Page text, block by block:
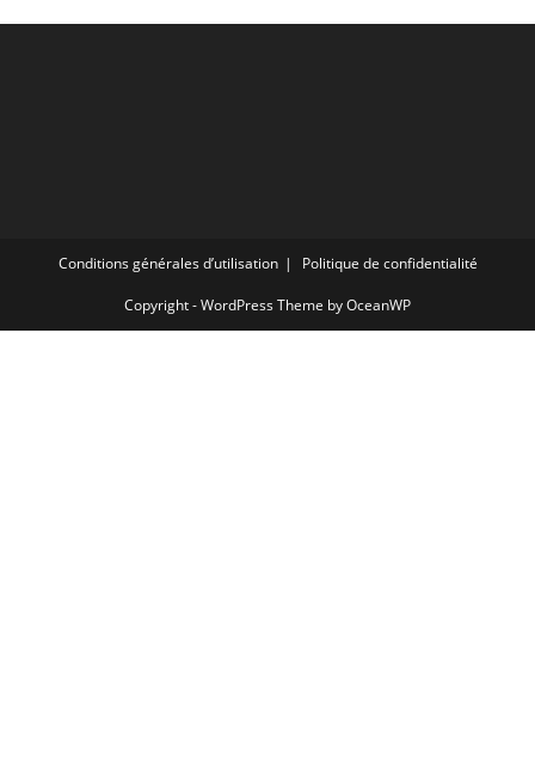
Conditions générales d’utilisation Politique de confidentialité
Copyright - WordPress Theme by OceanWP